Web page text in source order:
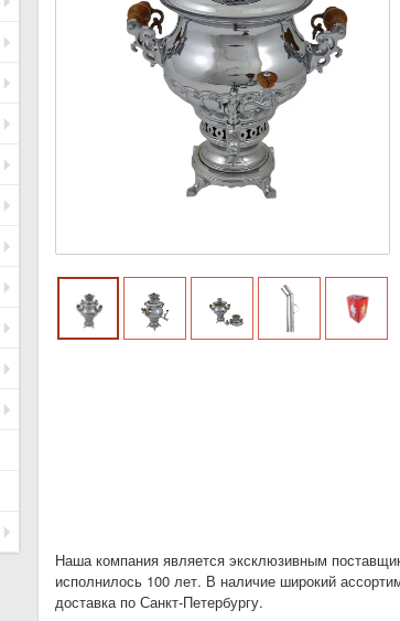
Наша компания является эксклюзивным
исполнилось 100 лет. В наличие широкий
доставка по Санкт-Петербургу.